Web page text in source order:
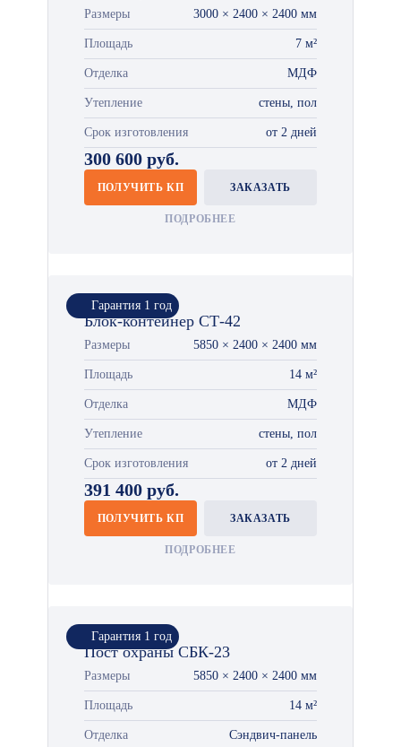
Размеры 3000 × 2400 × 2400 мм
Площадь 7 м²
Отделка МДФ
Утепление стены, пол
Срок изготовления от 2 дней
300 600 руб.
ПОЛУЧИТЬ КП ЗАКАЗАТЬ
ПОДРОБНЕЕ
Гарантия 1 год
Блок-контейнер СТ-42
Размеры 5850 × 2400 × 2400 мм
Площадь 14 м²
Отделка МДФ
Утепление стены, пол
Срок изготовления от 2 дней
391 400 руб.
ПОЛУЧИТЬ КП ЗАКАЗАТЬ
ПОДРОБНЕЕ
Гарантия 1 год
Пост охраны СБК-23
Размеры 5850 × 2400 × 2400 мм
Площадь 14 м²
Отделка Сэндвич-панель